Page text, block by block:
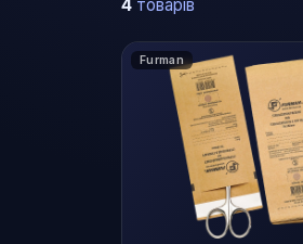
4 товарів
ВИРОБНИК
Furman5 Dezik3
Furman